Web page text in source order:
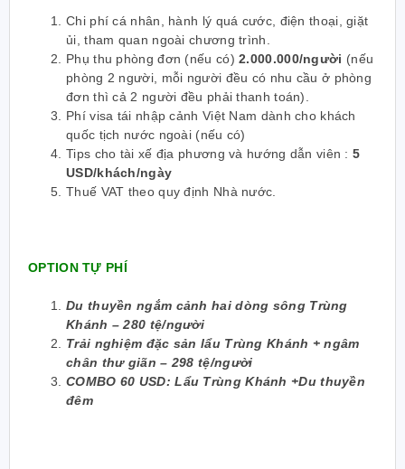
Chi phí cá nhân, hành lý quá cước, điện thoại, giặt
ủi, tham quan ngoài chương trình.
Phụ thu phòng đơn (nếu có)2.000.000/người (nếu
phòng 2 người, mỗi người đều có nhu cầu ở phòng
đơn thì cả 2 người đều phải thanh toán).
Phí visa tái nhập cảnh Việt Nam dành cho khách
quốc tịch nước ngoài (nếu có)
Tips cho tài xế địa phương và hướng dẫn viên : 5
USD/khách/ngày
Thuế VAT theo quy định Nhà nước.
OPTION TỰ PHÍ
Du thuyền ngắm cảnh hai dòng sông Trùng
Khánh – 280 tệ/người
Trải nghiệm đặc sản lẩu Trùng Khánh + ngâm
chân thư giãn – 298 tệ/người
COMBO 60 USD: Lẩu Trùng Khánh +Du thuyền
đêm